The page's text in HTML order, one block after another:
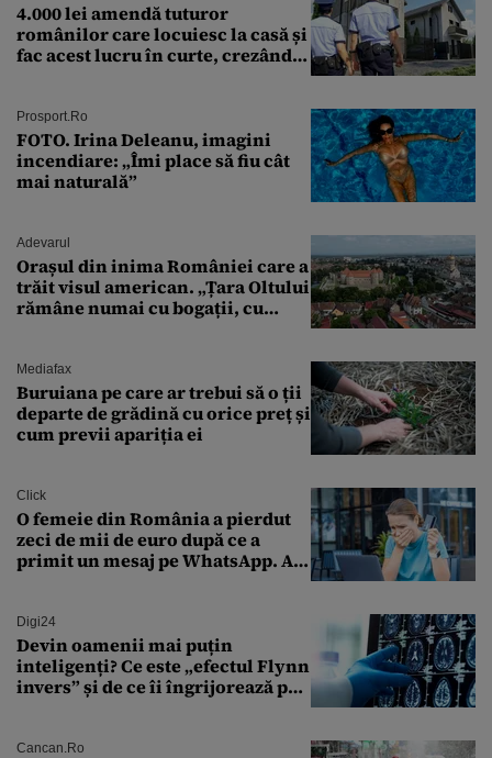
4.000 lei amendă tuturor
românilor care locuiesc la casă și
fac acest lucru în curte, crezând
Prosport.ro
FOTO. Irina Deleanu, imagini
incendiare: „Îmi place să fiu cât
mai naturală”
Adevarul
Orașul din inima României care a
trăit visul american. „Țara Oltului
rămâne numai cu bogații, cu
Mediafax
Buruiana pe care ar trebui să o ții
departe de grădină cu orice preț și
cum previi apariția ei
Click
O femeie din România a pierdut
zeci de mii de euro după ce a
primit un mesaj pe WhatsApp. A
Digi24
Devin oamenii mai puțin
inteligenți? Ce este „efectul Flynn
invers” și de ce îi îngrijorează pe
Cancan.ro